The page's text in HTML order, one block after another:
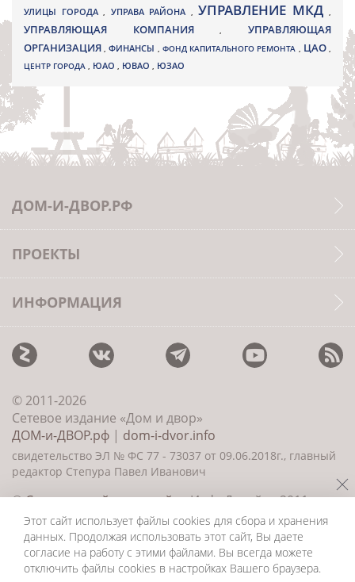
УЛИЦЫ ГОРОДА , УПРАВА РАЙОНА , УПРАВЛЕНИЕ МКД ,
УПРАВЛЯЮЩАЯ КОМПАНИЯ,УПРАВЛЯЮЩАЯ
ОРГАНИЗАЦИЯ,ФИНАНСЫ , ФОНД КАПИТАЛЬНОГО РЕМОНТА , ЦАО,
ЦЕНТР ГОРОДА , ЮАО , ЮВАО , ЮЗАО
ДОМ-И-ДВОР.РФ
ПРОЕКТЫ
ИНФОРМАЦИЯ
© 2011-2026
Сетевое издание «Дом и двор»
ДОМ-и-ДВОР.рф | dom-i-dvor.info
свидетельство ЭЛ № ФС 77 - 73037 от 09.06.2018г., главный
редактор Степура Павел Иванович
©Создание сайта и дизайн«ИнфоДизайн» 2011—
2026
Этот сайт использует файлы cookies для сбора и хранения
данных. Продолжая использовать этот сайт, Вы даете
согласие на работу с этими файлами. Вы всегда можете
отключить файлы cookies в настройках Вашего браузера.